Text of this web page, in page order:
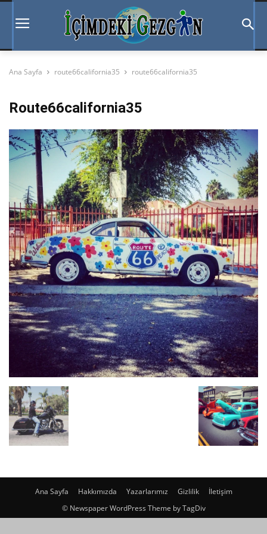
Ana Sayfa route66california35 route66california35
Route66california35
Ana Sayfa Hakkımızda Yazarlarımız Gizlilik
İletişim
© Newspaper WordPress Theme by TagDiv